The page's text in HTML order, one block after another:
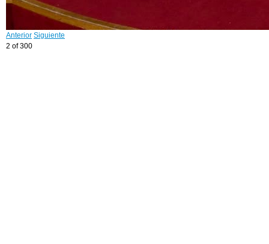
Anterior Siguiente
2 of 300